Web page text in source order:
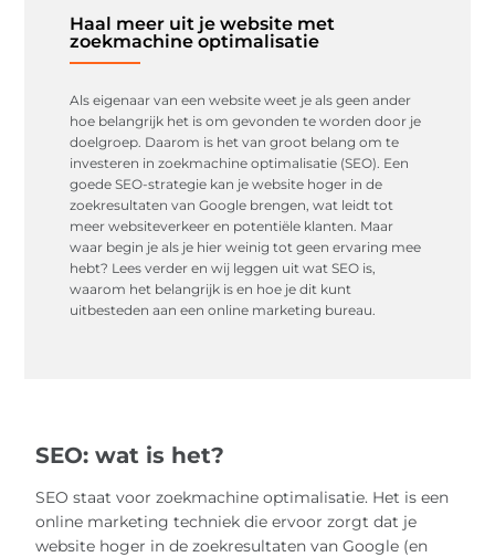
Haal meer uit je website met
zoekmachine optimalisatie
Als eigenaar van een website weet je als geen ander
hoe belangrijk het is om gevonden te worden door je
doelgroep. Daarom is het van groot belang om te
investeren in zoekmachine optimalisatie (SEO). Een
goede SEO-strategie kan je website hoger in de
zoekresultaten van Google brengen, wat leidt tot
meer websiteverkeer en potentiële klanten. Maar
waar begin je als je hier weinig tot geen ervaring mee
hebt? Lees verder en wij leggen uit wat SEO is,
waarom het belangrijk is en hoe je dit kunt
uitbesteden aan een online marketing bureau.
SEO: wat is het?
SEO staat voor zoekmachine optimalisatie. Het is een
online marketing techniek die ervoor zorgt dat je
website hoger in de zoekresultaten van Google (en